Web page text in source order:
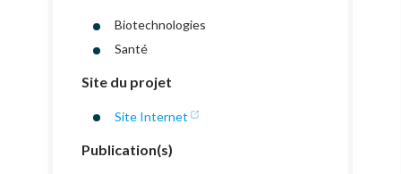
Biotechnologies
Santé
Site du projet
Site Internet
Publication(s)